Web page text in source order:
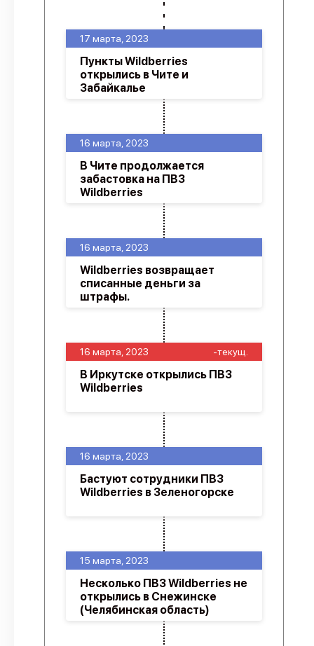
15 марта, 2023
Несколько ПВЗ Wildberries не
открылись в Снежинске
(Челябинская область)
16 марта, 2023
Бастуют сотрудники ПВЗ
Wildberries в Зеленогорске
16 марта, 2023 -текущ.
В Иркутске открылись ПВЗ
Wildberries
16 марта, 2023
Wildberries возвращает
списанные деньги за
штрафы.
16 марта, 2023
В Чите продолжается
забастовка на ПВЗ
Wildberries
17 марта, 2023
Пункты Wildberries
открылись в Чите и
Забайкалье